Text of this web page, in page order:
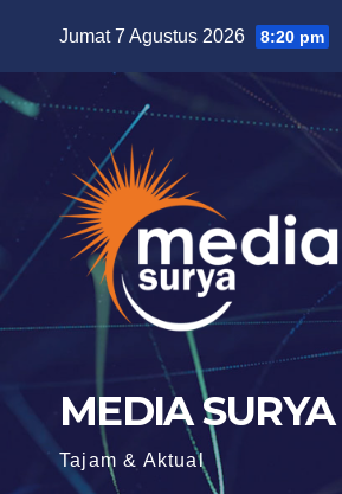
content
Jumat 7 Agustus 2026 8:20 pm
MEDIA SURYA
Tajam & Aktual